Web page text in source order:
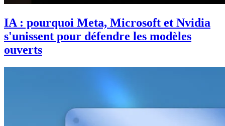
IA : pourquoi Meta, Microsoft et Nvidia
s'unissent pour défendre les modèles
ouverts